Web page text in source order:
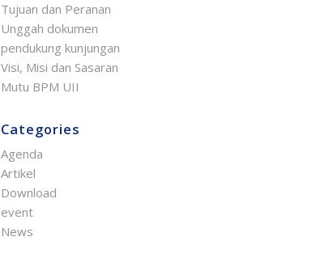
Tujuan dan Peranan
Unggah dokumen
pendukung kunjungan
Visi, Misi dan Sasaran
Mutu BPM UII
Categories
Agenda
Artikel
Download
event
News